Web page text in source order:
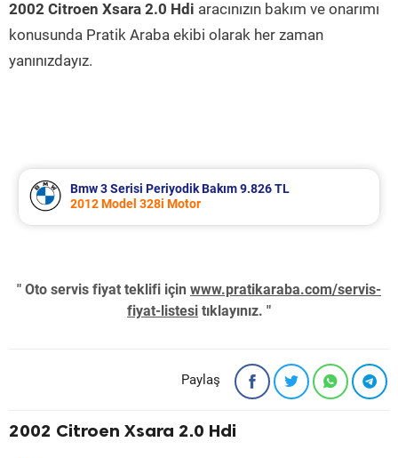
2002 Citroen Xsara 2.0 Hdi aracınızın bakım ve onarımı
konusunda Pratik Araba ekibi olarak her zaman
yanınızdayız.
Bmw 3 Serisi Periyodik Bakım 9.826 TL
2012 Model 328i Motor
" Oto servis fiyat teklifi için www.pratikaraba.com/servis-
fiyat-listesi tıklayınız. "
Paylaş
2002 Citroen Xsara 2.0 Hdi